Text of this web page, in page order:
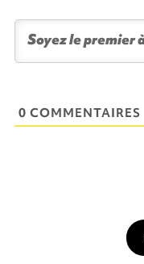
0 COMMENTAIRES